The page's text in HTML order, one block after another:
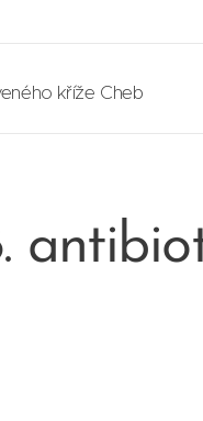
kříže Cheb